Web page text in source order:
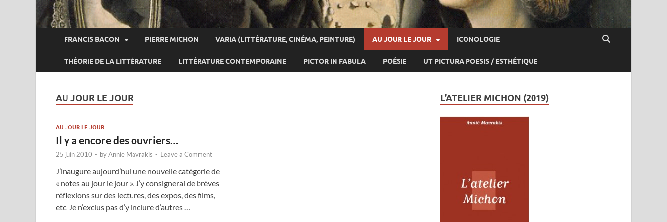
FRANCIS BACON PIERRE MICHON VARIA (LITTÉRATURE, CINÉMA, PEINTURE) AU JOUR LE JOUR ICONOLOGIE
THÉORIE DE LA LITTÉRATURE LITTÉRATURE CONTEMPORAINE PICTOR IN FABULA POÉSIE UT PICTURA POESIS / ESTHÉTIQUE
AU JOUR LE JOUR
AU JOUR LE JOUR
Il y a encore des ouvriers…
25 juin 2010 - byAnnie Mavrakis - Leave a Comment
J’inaugure aujourd’hui une nouvelle catégorie de
« notes au jour le jour ». J’y consignerai de brèves
réflexions sur des lectures, des expos, des films,
etc. Je n’exclus pas d’y inclure d’autres …
L’ATELIER MICHON (2019)